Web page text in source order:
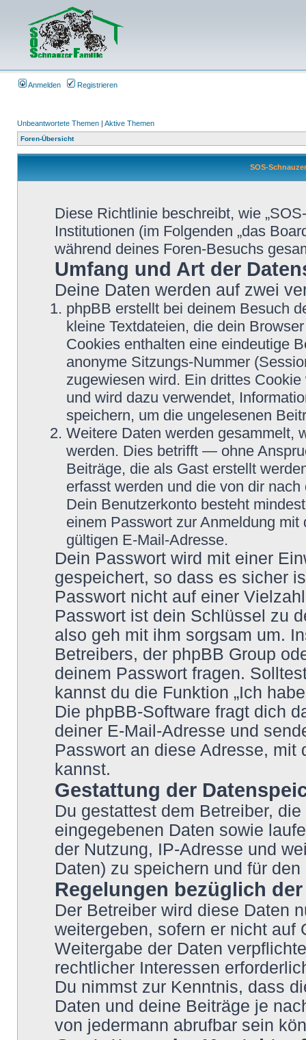
Anmelden Registrieren
Unbeantwortete Themen | Aktive Themen
Foren-Übersicht
SOS-
Diese Richtlinie beschreibt, wie
Institutionen (im Folgenden „das
während deines Foren-Besuchs
Umfang und Art der
Deine Daten werden auf zwei
phpBB erstellt bei deinem Besuch
kleine Textdateien, die dein
Cookies enthalten eine eindeutige
anonyme Sitzungs-Nummer
zugewiesen wird. Ein drittes
und wird dazu verwendet,
speichern, um die ungelesenen
Weitere Daten werden gesammelt,
werden. Dies betrifft — ohne
Beiträge, die als Gast erstellt
erfasst werden und die von dir
Dein Benutzerkonto besteht
einem Passwort zur Anmeldung
gültigen E-Mail-Adresse.
Dein Passwort wird mit einer
gespeichert, so dass es sicher
Passwort nicht auf einer
Passwort ist dein Schlüssel zu
also geh mit ihm sorgsam um.
Betreibers, der phpBB Group
deinem Passwort fragen.
kannst du die Funktion „Ich
Die phpBB-Software fragt dich
deiner E-Mail-Adresse und
Passwort an diese Adresse, mit
kannst.
Gestattung der
Du gestattest dem Betreiber,
eingegebenen Daten sowie
der Nutzung, IP-Adresse und
Daten) zu speichern und für
Regelungen bezüglich
Der Betreiber wird diese Daten
weitergeben, sofern er nicht auf
Weitergabe der Daten
rechtlicher Interessen
Du nimmst zur Kenntnis, dass
Daten und deine Beiträge je
von jedermann abrufbar sein